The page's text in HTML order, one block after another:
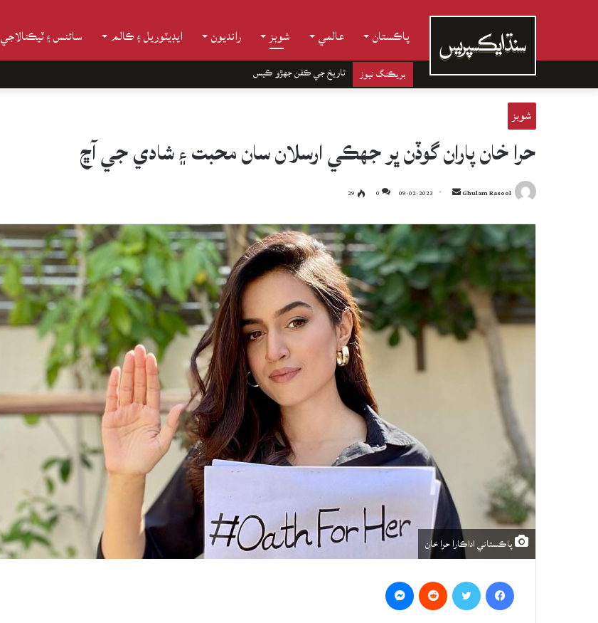
پاڪستان عالمي شوبز رانديون ايڊيٽوريل ۽ ڪالم سائنس ۽ ٽيڪنالاجي
بريڪنگ نيوز تاريخ جي ڪفن جھڙو ڪيس
شوبز
حرا خان پاران گوڏن ڀر جهڪي ارسلان سان محبت ۽ شادي جي آڇ
Ghulam Rasool
Send
email
09-02-2023
0
29
پاڪستاني اداڪارا حرا خان